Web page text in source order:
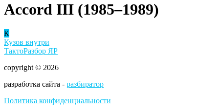
Accord III (1985–1989)
К
Кузов внутри
ТактоРазбор ЯР
copyright © 2026
разработка сайта - разбиратор
Политика конфиденциальности